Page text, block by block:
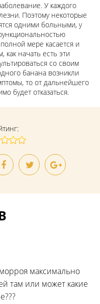
У каждого
Поэтому некоторые
одними больными, у
мере касается и
как начать есть эти
со своим
банана возникли
то от дальнейшего
будет отказаться.
максимально
там или может какие